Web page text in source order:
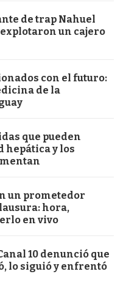
de trap Nahuel
explotaron un cajero
con el futuro:
de la
que pueden
hepática y los
un prometedor
hora,
en vivo
10 denunció que
lo siguió y enfrentó